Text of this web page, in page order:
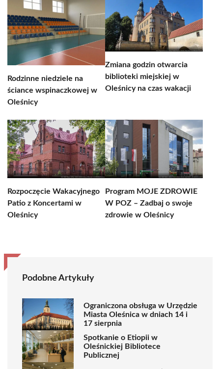
Rodzinne niedziele na
ściance wspinaczkowej w
Oleśnicy
Zmiana godzin otwarcia
biblioteki miejskiej w
Oleśnicy na czas wakacji
Rozpoczęcie Wakacyjnego
Patio z Koncertami w
Oleśnicy
Program MOJE ZDROWIE
W POZ – Zadbaj o swoje
zdrowie w Oleśnicy
Podobne Artykuły
Ograniczona obsługa w Urzędzie
Miasta Oleśnica w dniach 14 i
17 sierpnia
Spotkanie o Etiopii w
Oleśnickiej Bibliotece
Publicznej